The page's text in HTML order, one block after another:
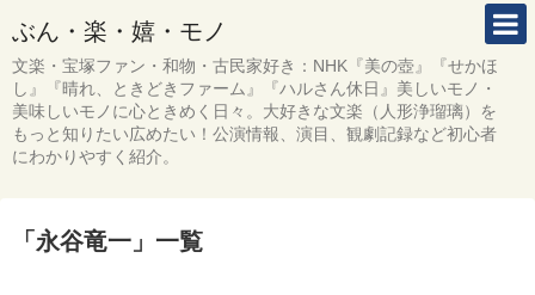
ぶん・楽・嬉・モノ
文楽・宝塚ファン・和物・古民家好き：NHK『美の壺』『せかほ
し』『晴れ、ときどきファーム』『ハルさん休日』美しいモノ・
美味しいモノに心ときめく日々。大好きな文楽（人形浄瑠璃）を
もっと知りたい広めたい！公演情報、演目、観劇記録など初心者
にわかりやすく紹介。
「 永谷竜一 」 一覧